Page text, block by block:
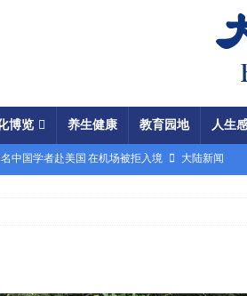
博览 养生健康 教育园地 人生
中国学者赴美国 在机场被拒入境 大陆新闻